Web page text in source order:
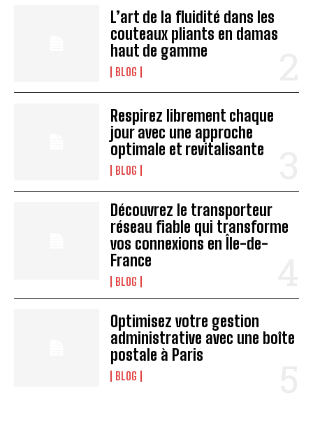
L’art de la fluidité dans les
couteaux pliants en damas
haut de gamme
BLOG
Respirez librement chaque
jour avec une approche
optimale et revitalisante
BLOG
Découvrez le transporteur
réseau fiable qui transforme
vos connexions en Île-de-
France
BLOG
Optimisez votre gestion
administrative avec une boîte
postale à Paris
BLOG